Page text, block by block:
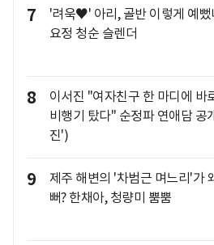
7
'려욱♥' 아리, 골반 이렇게 예
요정 청순 슬렌더
8
이서진 "여자친구 한 마디에 바
비행기 탔다" 순정파 연애담 공
진')
9
제주 해변의 '차범근 며느리'가
뻐? 한채아, 청량미 뿜뿜